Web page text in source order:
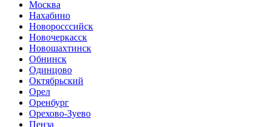
Москва
Нахабино
Новоросссийск
Новочеркасск
Новошахтинск
Обнинск
Одинцово
Октябрьский
Орел
Оренбург
Орехово-Зуево
Пенза